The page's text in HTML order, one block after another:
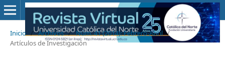
Inicio / Archivos / Núm. 41 (2014): Febrero-Abril /
Artículos de Investigación